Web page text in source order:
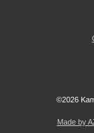
©2026
Made by